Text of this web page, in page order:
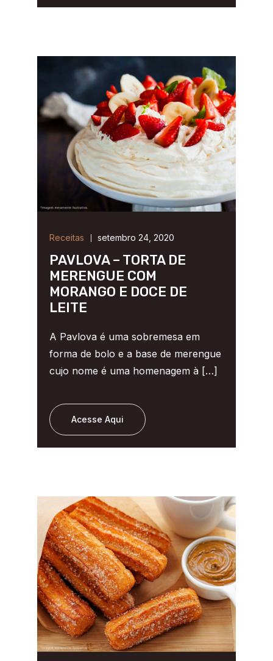
Receitas setembro 24, 2020
PAVLOVA – TORTA DE
MERENGUE COM
MORANGO E DOCE DE
LEITE
A Pavlova é uma sobremesa em
forma de bolo e a base de merengue
cujo nome é uma homenagem à […]
Acesse Aqui